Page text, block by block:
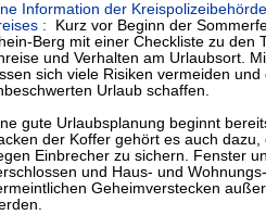
Information der
: Kurz vor Beginn der
Berg mit einer Checkliste zu den
und Verhalten am Urlaubsort.
sich viele Risiken vermeiden
Urlaub schaffen.
gute Urlaubsplanung beginnt
der Koffer gehört es auch
Einbrecher zu sichern. Fenster
und Haus- und
Geheimverstecken